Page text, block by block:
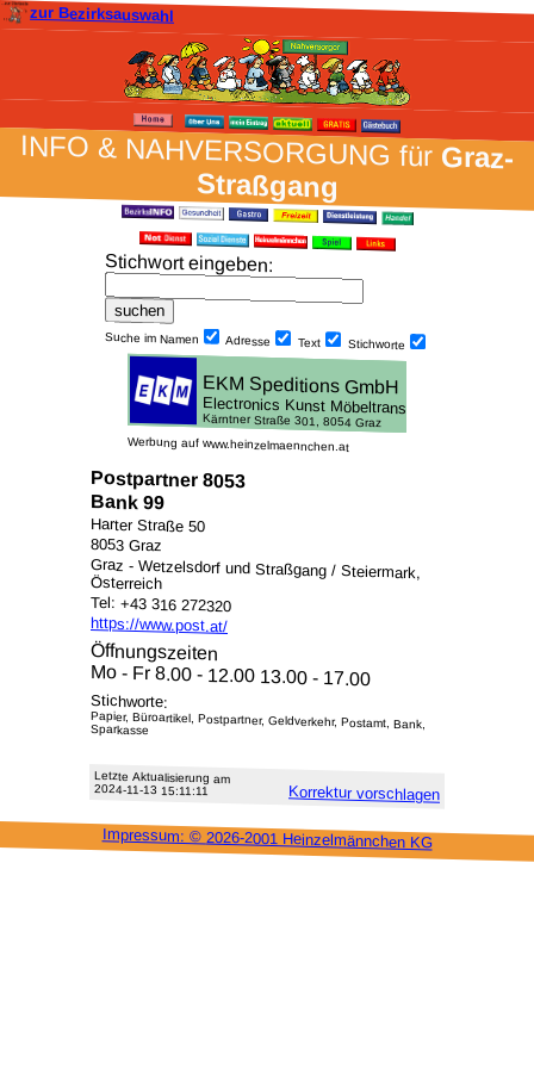
zur Bezirksauswahl
INFO & NAH­VER­SORG­UNG fürGraz-
Straßgang
Stich­wort ein­geben:
Suche im Namen Adresse Text Stich­worte
Werbung auf www.heinzelmaennchen.at
Postpartner 8053
Bank 99
Harter Straße 50
8053 Graz
Graz - Wetzelsdorf und Straßgang / Steiermark,
Österreich
Tel: +43 316 272320
https://www.post.at/
Öffnungszeiten
Mo - Fr 8.00 - 12.00 13.00 - 17.00
Stichworte:
Papier, Büroartikel, Postpartner, Geldverkehr, Postamt, Bank,
Sparkasse
Letzte Aktu­alisie­rung am
2024-11-13 15:11:11 Korrektur vor­schlagen
Impressum: © 2026-2001 Heinzel­männchen KG